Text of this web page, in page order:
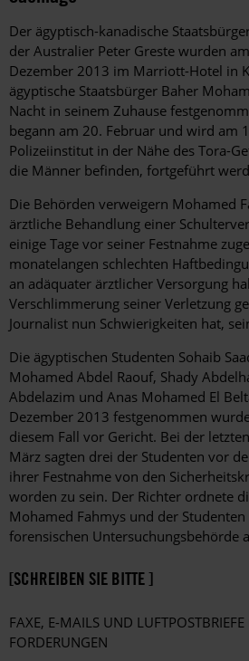
Der ägyptisch-kanadische
der Australier Peter Greste wurden
Dezember 2013 im Marriott-Hotel in
ägyptische Staatsbürger Baher
Nacht in seinem Zuhause
begann am 20. Februar und wird am
Polizeiinstitut in der Nähe des Tora-
die Männer befinden, fortgeführt
Die Behörden verweigern Mohamed
ärztliche Behandlung einer
einige Tage vor seiner Festnahme
monatelangen schlechten
an adäquater ärztlicher Versorgung
Verschlimmerung seiner Verletzung
Journalist nun Schwierigkeiten hat,
Die ägyptischen Studenten Sohaib
Mohamed Abdel Raouf, Shady
Abdelazim und Anas Mohamed El
Dezember 2013 festgenommen
diesem Fall vor Gericht. Bei der
März sagten drei der Studenten vor
ihrer Festnahme von den
worden zu sein. Der Richter ordnete
Mohamed Fahmys und der
forensischen Untersuchungsbehörde
[SCHREIBEN SIE BITTE ]
FAXE, E-MAILS UND
FORDERUNGEN